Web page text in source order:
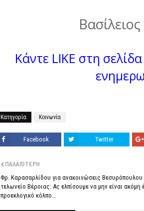
Κάντε LIKE στη
Κατηγορία Κοινωνία
Facebook Twitter
ΠΑΛΑΙΌΤΕΡΗ
Φρ. Καρασαρλίδου για ανακοινώσεις Βεσυρόπουλου
τελωνείο Βέροιας: Ας ελπίσουμε να μην είναι ακόμη
προεκλογικό κόλπο...